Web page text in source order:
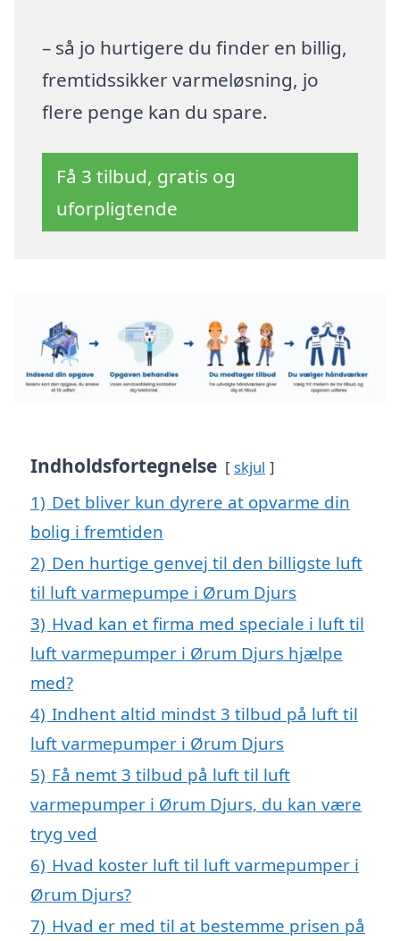
– så jo hurtigere du finder en billig,
fremtidssikker varmeløsning, jo
flere penge kan du spare.
Få 3 tilbud, gratis og
uforpligtende
Indholdsfortegnelse skjul
1) Det bliver kun dyrere at opvarme din
bolig i fremtiden
2) Den hurtige genvej til den billigste luft
til luft varmepumpe i Ørum Djurs
3) Hvad kan et firma med speciale i luft til
luft varmepumper i Ørum Djurs hjælpe
med?
4) Indhent altid mindst 3 tilbud på luft til
luft varmepumper i Ørum Djurs
5) Få nemt 3 tilbud på luft til luft
varmepumper i Ørum Djurs, du kan være
tryg ved
6) Hvad koster luft til luft varmepumper i
Ørum Djurs?
7) Hvad er med til at bestemme prisen på